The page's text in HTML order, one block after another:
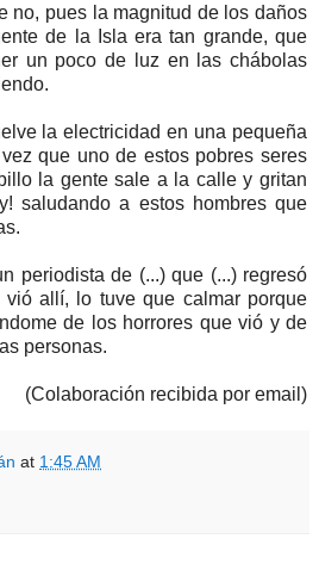
no, pues la magnitud de los daños
de la Isla era tan grande, que
un poco de luz en las chábolas
la electricidad en una pequeña
que uno de estos pobres seres
la gente sale a la calle y gritan
saludando a estos hombres que
periodista de (...) que (...) regresó
allí, lo tuve que calmar porque
de los horrores que vió y de
personas.
(Colaboración recibida por email)
at 1:45 AM